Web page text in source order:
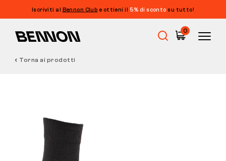
Iscriviti al Bennon Club e ottieni il 5% di sconto su tutto!
0
Barefoot
Torna ai prodotti